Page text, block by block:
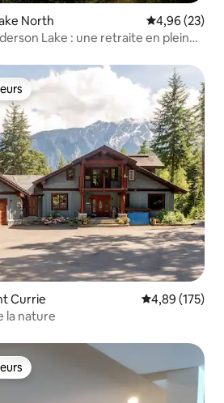
North Évaluation
4,96 (23)
Lake : une retraite en pleine
Currie Évaluation
4,89 (175)
la nature